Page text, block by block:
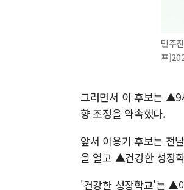
민주
프
그러면서 이 후보는
향 조정을 약속했다.
앞서 이용기 후보는 전
을 열고 ▲건강한 성장
'건강한 성장학교'는 ▲